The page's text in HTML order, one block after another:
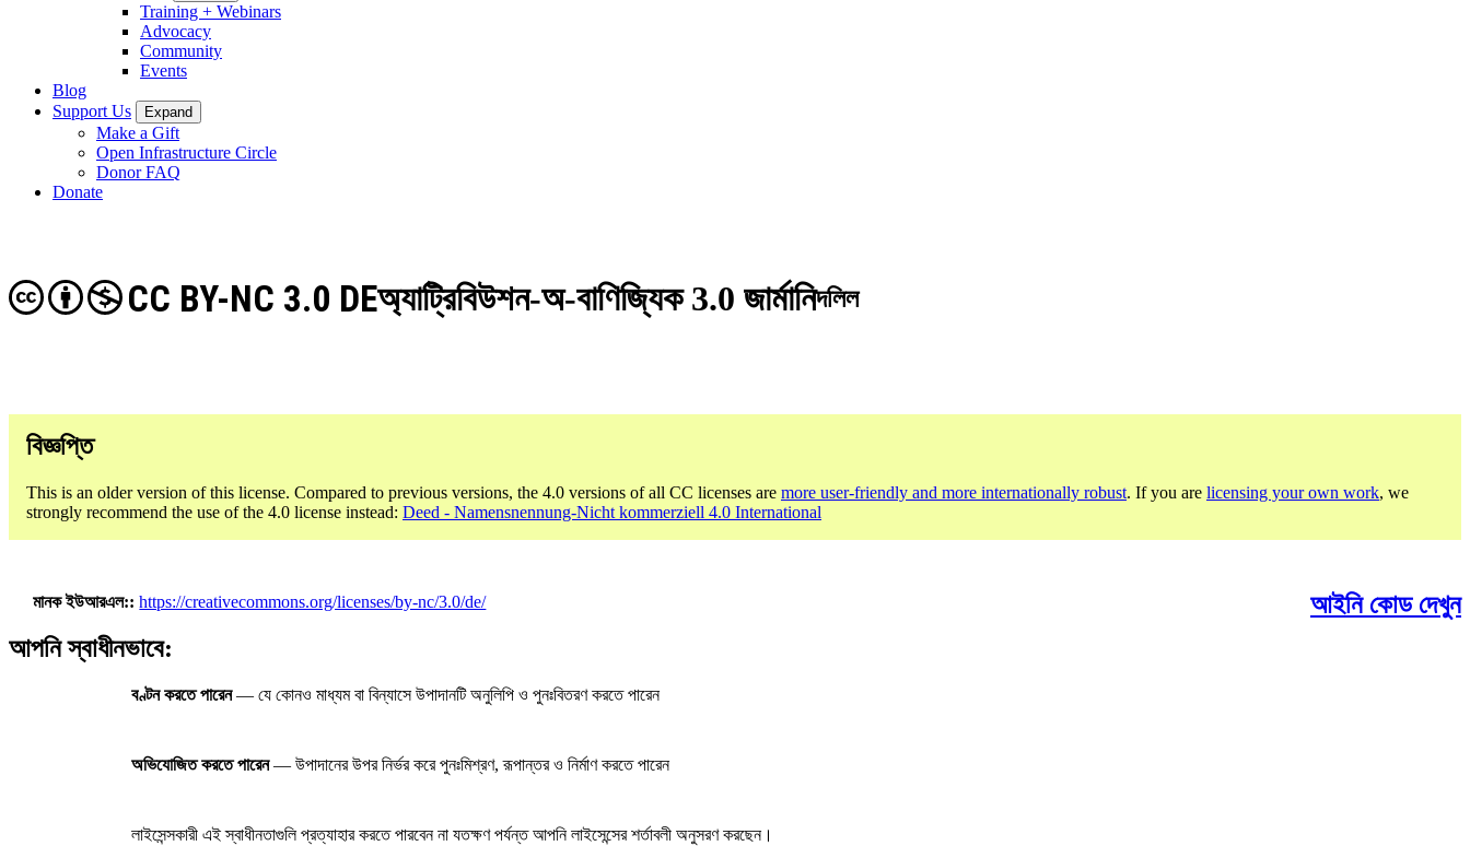
Training + Webinars
Advocacy
Community
Events
Blog
Support Us
Expand
Make a Gift
Open Infrastructure Circle
Donor FAQ
Donate
অ্যাট্রিবিউশন-অ-বাণিজ্যিক 3.0 জার্মানি
CC BY-NC 3.0 DE দলিল
বিজ্ঞপ্তি
This is an older version of this license. Compared to previous versions, the 4.0 versions of all CC licenses are more user-friendly and more internationally robust. If you are licensing your own work, we
strongly recommend the use of the 4.0 license instead: Deed - Namensnennung-Nicht kommerziell 4.0 International
মানক ইউআরএল: https://creativecommons.org/licenses/by-nc/3.0/de/
আইনি কোড দেখুন
আপনি স্বাধীনভাবে:
বণ্টন করতে পারেন— যে কোনও মাধ্যম বা বিন্যাসে উপাদানটি অনুলিপি ও পুনঃবিতরণ করতে পারেন
অভিযোজিত করতে পারেন— উপাদানের উপর নির্ভর করে পুনঃমিশ্রণ, রূপান্তর ও নির্মাণ করতে পারেন
লাইসেন্সকারী এই স্বাধীনতাগুলি প্রত্যাহার করতে পারবেন না যতক্ষণ পর্যন্ত আপনি লাইসেন্সের শর্তাবলী অনুসরণ করছেন।